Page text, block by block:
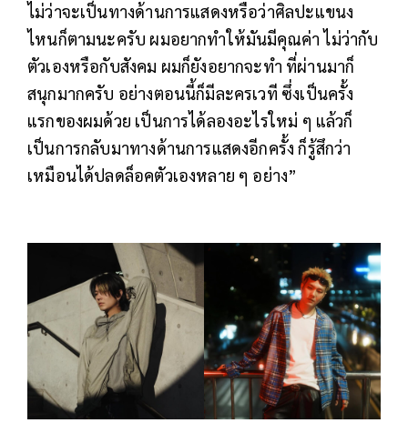
ไม่ว่าจะเป็นทางด้านการแสดงหรือว่าศิลปะแขนง
ไหนก็ตามนะครับ ผมอยากทำให้มันมีคุณค่า ไม่ว่ากับ
ตัวเองหรือกับสังคม ผมก็ยังอยากจะทำ ที่ผ่านมาก็
สนุกมากครับ อย่างตอนนี้ก็มีละครเวที ซึ่งเป็นครั้ง
แรกของผมด้วย เป็นการได้ลองอะไรใหม่ ๆ แล้วก็
เป็นการกลับมาทางด้านการแสดงอีกครั้ง ก็รู้สึกว่า
เหมือนได้ปลดล็อคตัวเองหลาย ๆ อย่าง”